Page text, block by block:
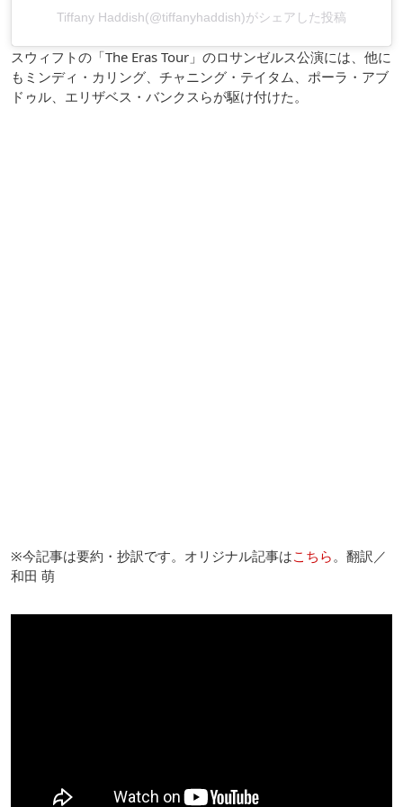
Tiffany Haddish(@tiffanyhaddish)がシェアした投稿
スウィフトの「The Eras Tour」のロサンゼルス公演には、他に
もミンディ・カリング、チャニング・テイタム、ポーラ・アブ
ドゥル、エリザベス・バンクスらが駆け付けた。
※今記事は要約・抄訳です。オリジナル記事はこちら 。翻訳／
和田 萌